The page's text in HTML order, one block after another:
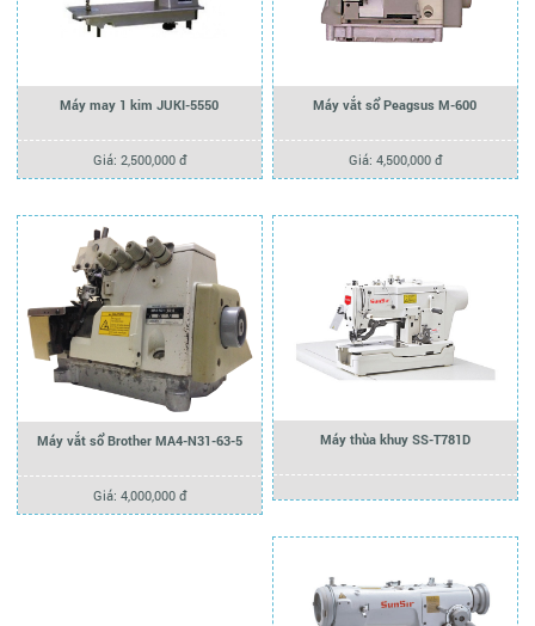
Máy may 1 kim JUKI-5550
Giá: 2,500,000 đ
Máy vắt sổ Peagsus M-600
Giá: 4,500,000 đ
Máy vắt sổ Brother MA4-N31-63-5
Giá: 4,000,000 đ
Máy thùa khuy SS-T781D